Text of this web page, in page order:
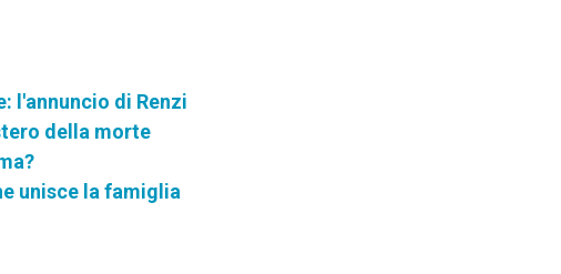
l'annuncio di Renzi
della morte
unisce la famiglia